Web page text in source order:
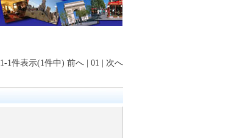
1-1件表示(1件中) 前へ | 01 | 次へ